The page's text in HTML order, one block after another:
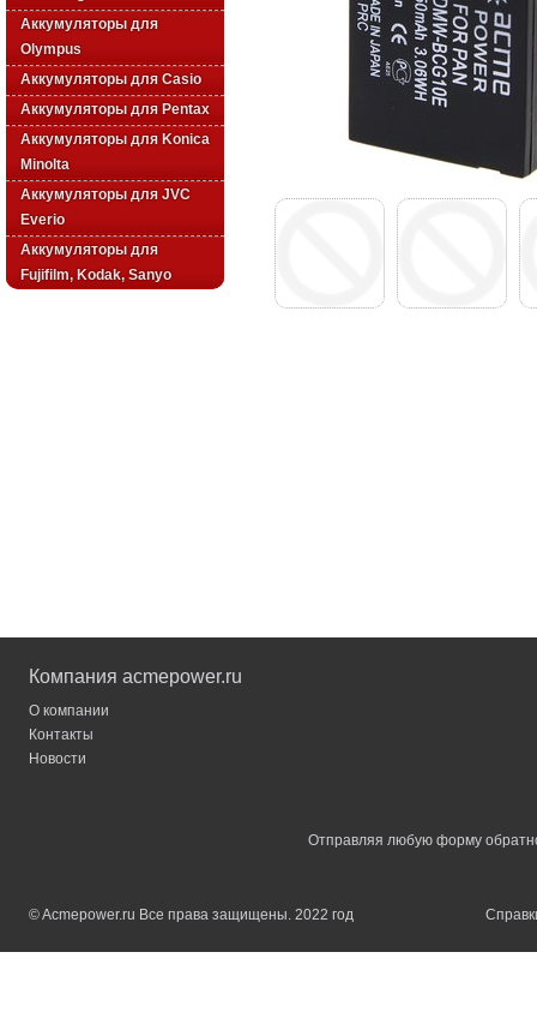
Аккумуляторы для
Olympus
Аккумуляторы для Casio
Аккумуляторы для Pentax
Аккумуляторы для Konica
Minolta
Аккумуляторы для JVC
Everio
Аккумуляторы для
Fujifilm, Kodak, Sanyo
Компания acmepower.ru
О компании
Контакты
Новости
Отправляя любую форму
© Acmepower.ru Все права защищены. 2022 год